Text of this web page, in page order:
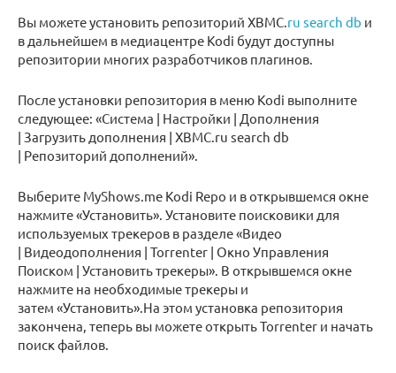
Вы можете установить репозиторий XBMC.ru search db и
в дальнейшем в медиацентре Kodi будут доступны
репозитории многих разработчиков плагинов.
После установки репозитория в меню Kodi выполните
следующее: «Система | Настройки | Дополнения
| Загрузить дополнения | XBMC.ru search db
| Репозиторий дополнений».
Выберите MyShows.me Kodi Repo и в открывшемся окне
нажмите «Установить». Установите поисковики для
используемых трекеров в разделе «Видео
| Видеодополнения | Torrenter | Окно Управления
Поиском | Установить трекеры». В открывшемся окне
нажмите на необходимые трекеры и
затем «Установить».На этом установка репозитория
закончена, теперь вы можете открыть Torrenter и начать
поиск файлов.